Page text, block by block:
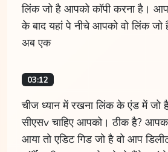
लिंक जो है आपको कॉपी करना है।
के बाद यहां पे नीचे आपको वो लिंक जो
अब एक
03:12
चीज ध्यान में रखना लिंक के एंड में जो है
सीएसv चाहिए आपको। ठीक है?
आया तो एडिट गिड जो है वो आप